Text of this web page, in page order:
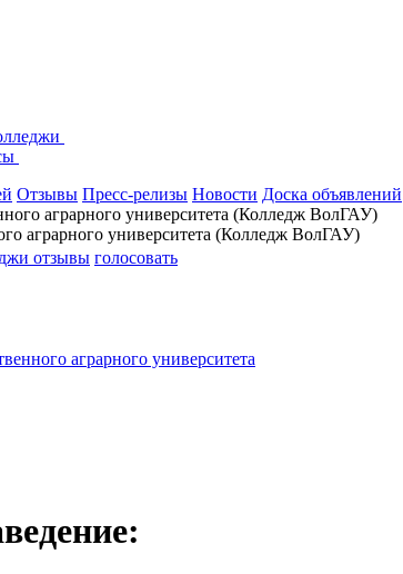
Отзывы Пресс-релизы Новости Доска объявлений
аграрного университета (Колледж ВолГАУ)
отзывы голосовать
аграрного университета